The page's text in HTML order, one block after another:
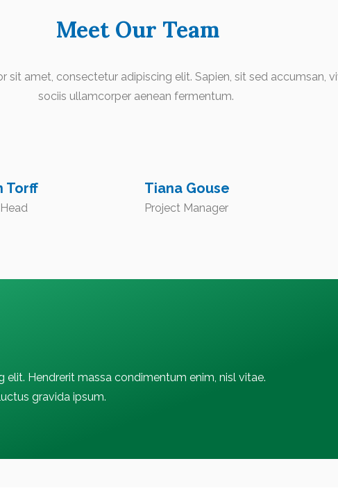
Meet Our Team
sit amet, consectetur adipiscing elit. Sapien, sit sed accumsan,
sociis ullamcorper aenean fermentum.
Torff Tiana Gouse
Project Manager
Hendrerit massa condimentum enim, nisl vitae.
gravida ipsum.